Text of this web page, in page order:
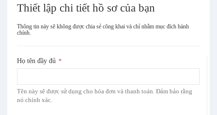
Thiết lập chi tiết hồ sơ của bạn
Thông tin này sẽ không được chia sẻ công khai và chỉ nhằm mục đích hành
chính.
Họ tên đầy đủ *
Tên này sẽ được sử dụng cho hóa đơn và thanh toán. Đảm bảo rằng
nó chính xác.